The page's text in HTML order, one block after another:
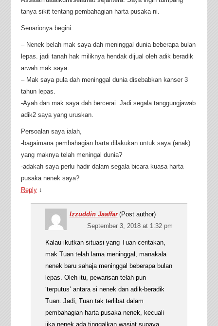
tanya sikit tentang pembahagian harta pusaka ni.
Senarionya begini.
– Nenek belah mak saya dah meninggal dunia beberapa bulan
lepas. jadi tanah hak miliknya hendak dijual oleh adik beradik
arwah mak saya.
– Mak saya pula dah meninggal dunia disebabkan kanser 3
tahun lepas.
-Ayah dan mak saya dah bercerai. Jadi segala tanggungjawab
adik2 saya yang uruskan.
Persoalan saya ialah,
-bagaimana pembahagian harta dilakukan untuk saya (anak)
yang maknya telah meningal dunia?
-adakah saya perlu hadir dalam segala bicara kuasa harta
pusaka nenek saya?
Reply ↓
Izzuddin Jaaffar (Post author)
September 3, 2018 at 1:32 pm
Kalau ikutkan situasi yang Tuan ceritakan,
mak Tuan telah lama meninggal, manakala
nenek baru sahaja meninggal beberapa bulan
lepas. Oleh itu, pewarisan telah pun
‘terputus’ antara si nenek dan adik-beradik
Tuan. Jadi, Tuan tak terlibat dalam
pembahagian harta pusaka nenek, kecuali
jika nenek ada tinggalkan wasiat supaya